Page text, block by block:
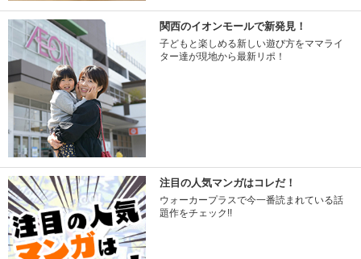
関西のイオンモールで新発見！
子どもと楽しめる新しい遊び方をママライ
ター達が現地から最新リポ！
注目の人気マンガはコレだ！
ウォーカープラスで今一番読まれている話
題作をチェック!!